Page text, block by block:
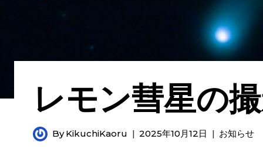
レモン彗星の
By KikuchiKaoru 2025年10月12日 お知らせ